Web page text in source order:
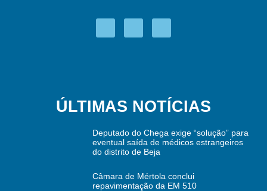
ÚLTIMAS NOTÍCIAS
Deputado do Chega exige “solução” para
eventual saída de médicos estrangeiros
do distrito de Beja
Câmara de Mértola conclui
repavimentação da EM 510